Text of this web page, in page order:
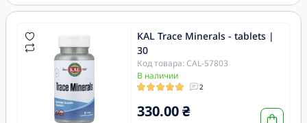
KAL Trace Minerals - tablets |
30
Код товара: CAL-57803
В наличии
2
330.00 ₴